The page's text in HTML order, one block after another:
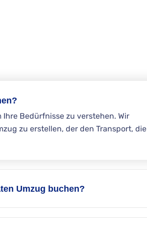
Bedürfnisse zu verstehen. Wir
zu erstellen, der den Transport, die
Umzug buchen?